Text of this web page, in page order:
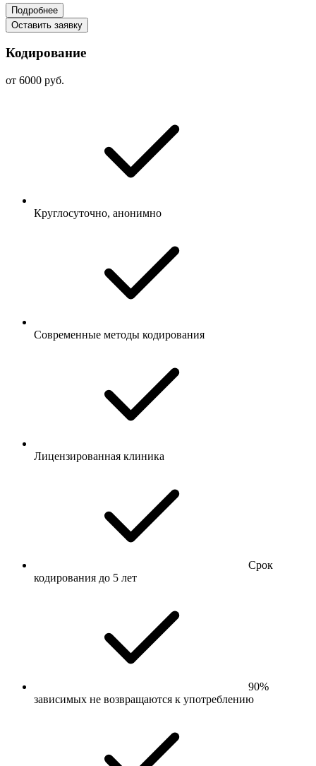
Подробнее
Оставить заявку
Кодирование
от 6000 руб.
Круглосуточно, анонимно
Современные методы кодирования
Лицензированная клиника
Срок
кодирования до 5 лет
90%
зависимых не возвращаются к употреблению